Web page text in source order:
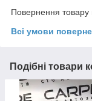
Повернення товару
Всі умови
Подібні товари